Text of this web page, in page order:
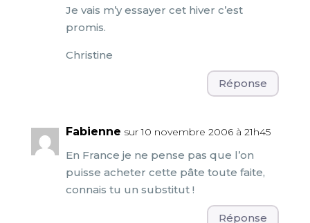
Je vais m’y essayer cet hiver c’est
promis.
Christine
Réponse
Fabienne sur 10 novembre 2006 à 21h45
En France je ne pense pas que l’on
puisse acheter cette pâte toute faite,
connais tu un substitut !
Réponse